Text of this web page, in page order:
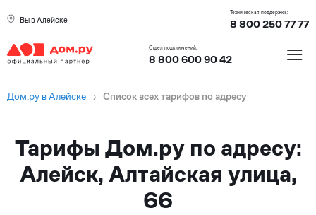
Вы в Алейске
Техническая поддержка:
8 800 250 77 77
Отдел подключений:
8 800 600 90 42 ≡
Дом.ру в Алейске › Список всех тарифов по адресу
Тарифы Дом.ру по адресу:
Алейск, Алтайская улица,
66